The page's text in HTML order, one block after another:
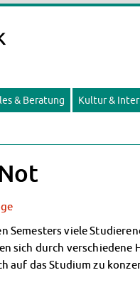
& Beratung Kultur &
Semesters viele
sich durch verschiedene
auf das Studium zu